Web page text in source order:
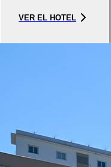
VER EL HOTEL